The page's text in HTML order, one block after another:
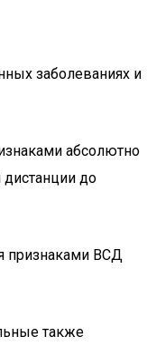
заболеваниях и
абсолютно
дистанции до
признаками ВСД
также